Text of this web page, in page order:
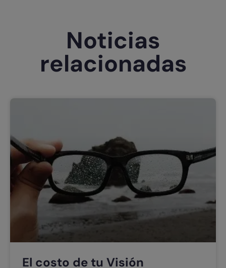
Noticias
relacionadas
El costo de tu Visión